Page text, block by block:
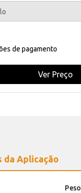
de pagamento
Ver Preço
da Aplicação
Peso